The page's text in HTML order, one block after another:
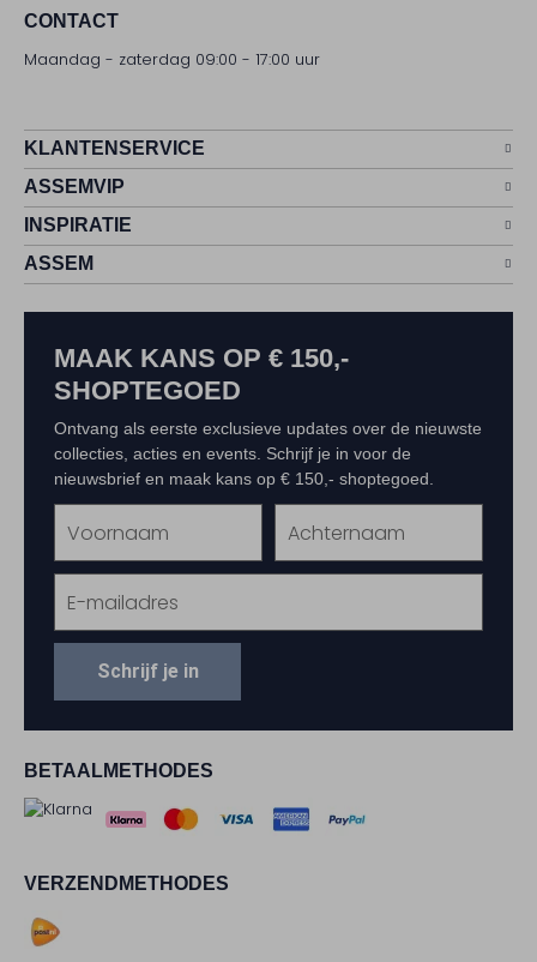
CONTACT
Maandag - zaterdag 09:00 - 17:00 uur
KLANTENSERVICE
ASSEMVIP
INSPIRATIE
ASSEM
BETAALMETHODES
VERZENDMETHODES
MAAK KANS OP € 150,-
SHOPTEGOED
Ontvang als eerste exclusieve updates over de nieuwste
collecties, acties en events. Schrijf je in voor de
nieuwsbrief en maak kans op € 150,- shoptegoed.
Schrijf je in